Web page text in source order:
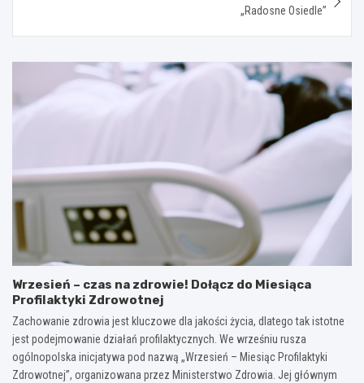
„Radosne Osiedle”
Wrzesień – czas na zdrowie! Dołącz do Miesiąca
Profilaktyki Zdrowotnej
Zachowanie zdrowia jest kluczowe dla jakości życia, dlatego tak istotne
jest podejmowanie działań profilaktycznych. We wrześniu rusza
ogólnopolska inicjatywa pod nazwą „Wrzesień – Miesiąc Profilaktyki
Zdrowotnej”, organizowana przez Ministerstwo Zdrowia. Jej głównym